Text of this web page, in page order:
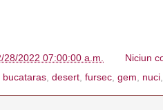
28/2022 07:00:00 a.m.
Niciun
bucataras desert fursec gem nuci